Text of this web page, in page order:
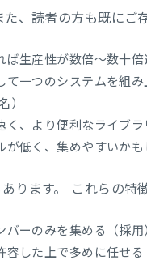
た、読者の方も既にご
ば生産性が数倍〜数十倍
て一つのシステムを組
）
く、より便利なライブ
が低く、集めやすいかも
ります。 これらの特
ーのみを集める（採用
した上で多めに任せる